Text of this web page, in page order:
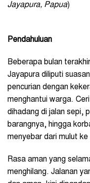
Jayapura, Papua)
Pendahuluan
Beberapa bulan
Jayapura diliputi
pencurian dengan
menghantui warga.
dihadang di jalan sepi,
barangnya, hingga
menyebar dari mulut
Rasa aman yang
menghilang. Jalanan